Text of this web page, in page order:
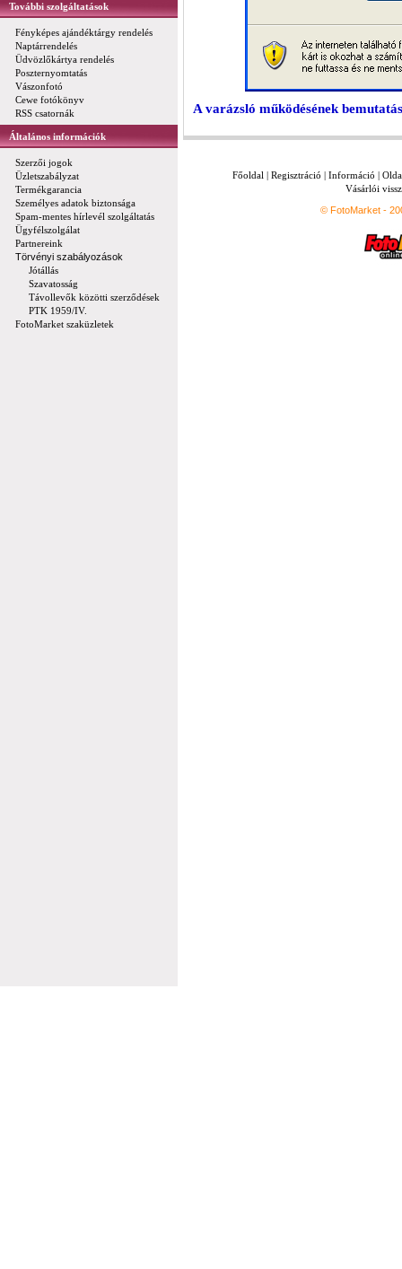
További szolgáltatások
Fényképes ajándéktárgy rendelés
Naptárrendelés
Üdvözlőkártya rendelés
Poszternyomtatás
Vászonfotó
Cewe fotókönyv
RSS csatornák
Általános információk
Szerzői jogok
Üzletszabályzat
Termékgarancia
Személyes adatok biztonsága
Spam-mentes hírlevél szolgáltatás
Ügyfélszolgálat
Partnereink
Törvényi szabályozások
Jótállás
Szavatosság
Távollevők közötti szerződések
PTK 1959/IV.
FotoMarket szaküzletek
A varázsló működésének
Főoldal | Regisztráció | Információ |
Vásárlói
© FotoMarket -